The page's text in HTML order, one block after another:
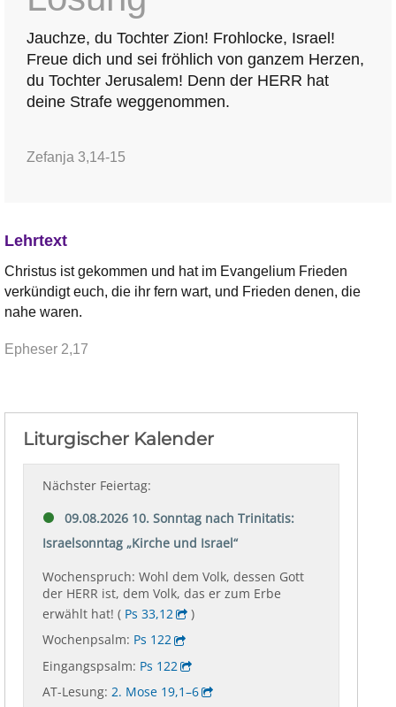
Jauchze, du Tochter Zion! Frohlocke, Israel!
Freue dich und sei fröhlich von ganzem Herzen,
du Tochter Jerusalem! Denn der HERR hat
deine Strafe weggenommen.
Zefanja 3,14-15
Lehrtext
Christus ist gekommen und hat im Evangelium Frieden
verkündigt euch, die ihr fern wart, und Frieden denen, die
nahe waren.
Epheser 2,17